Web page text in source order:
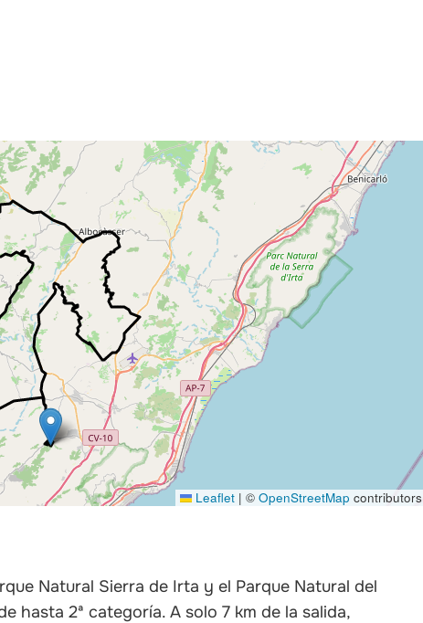
Leaflet | ©OpenStreetMap contributors
Natural Sierra de Irta y el Parque Natural del
hasta 2ª categoría. A solo 7 km de la salida,